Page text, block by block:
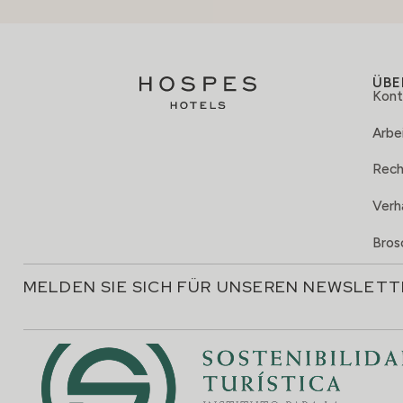
MELDEN SIE SICH FÜR UNSEREN